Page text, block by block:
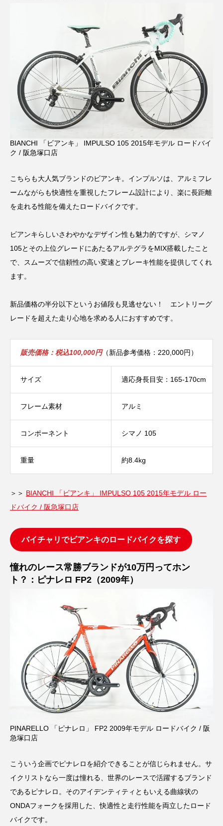
BIANCHI 「ビアンキ」 IMPULSO 105 2015年モデル ロードバイ
ク / 阪急塚口店
こちらも大人気ブランドのビアンキ。インプルソは、アルミフレ
ームながらも快適性を重視したフレーム設計により、楽に長距離
を走れる性能を備えたロードバイクです。
ビアンキらしいさわやかなデザイン性も魅力的ですが、シマノ
105とその上位グレードにあたるアルテグラをMIX搭載したこと
で、スムーズで信頼性の高い変速とブレーキ性能を提供してくれ
ます。
新品価格の半分以下というお値段も見逃せない！ エントリーグ
レードを超えた走り心地を求める人におすすめです。
販売価格：税込100,000円（新品参考価格：220,000円）
サイズ 適応身長目安：165-170cm
フレーム素材 アルミ
コンポーネント シマノ 105
重量 約8.4kg
＞＞ BIANCHI 「ビアンキ」 IMPULSO 105 2015年モデル ロー
ドバイク / 阪急塚口店
バイチャリでビアンキのロードバイクを探す
憧れのレース常勝ブランドが10万円ってホン
ト？：ピナレロ FP2（2009年）
PINARELLO 「ピナレロ」 FP2 2009年モデル ロードバイク / 阪
急塚口店
こういう企画でピナレロを紹介できることが信じられません。サ
イクリストなら一度は憧れる、世界のレースで活躍するブランド
であるピナレロ。そのアイデンティティともいえる曲線状の
ONDAフォークを採用した、快適性と走行性能を両立したロード
バイクです。